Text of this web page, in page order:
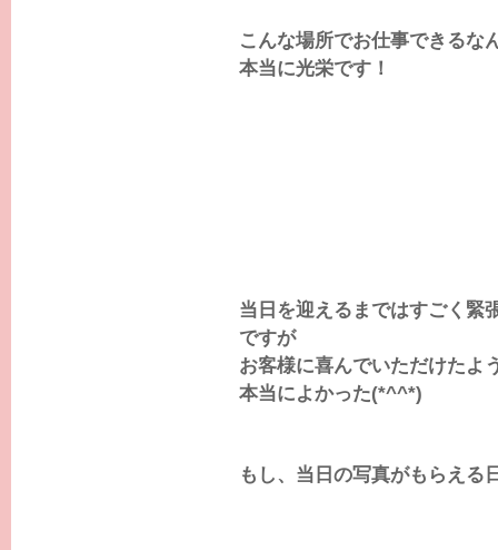
こんな場所でお仕事できるな
本当に光栄です！
当日を迎えるまではすごく緊
ですが
お客様に喜んでいただけたよ
本当によかった(*^^*)
もし、当日の写真がもらえる